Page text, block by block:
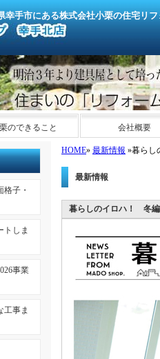
幸手市にある株式会社小栗の住宅リ
のできること 会社概要
HOME» 最新情報 »暮ら
最新情報
暮らしのイロハ！ 冬編
子・
トしま
事業
工事ま